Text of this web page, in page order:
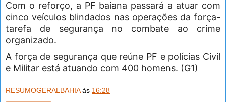
Com o reforço, a PF baiana passará a atuar com
cinco veículos blindados nas operações da força-
tarefa de segurança no combate ao crime
organizado.
A força de segurança que reúne PF e polícias Civil
e Militar está atuando com 400 homens. (G1)
RESUMOGERALBAHIA às 16:28